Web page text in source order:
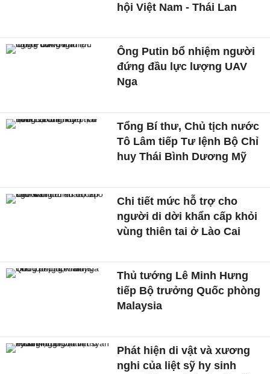
hội Việt Nam - Thái Lan
Ông Putin bổ nhiệm người
đứng đầu lực lượng UAV
Nga
Tổng Bí thư, Chủ tịch nước
Tô Lâm tiếp Tư lệnh Bộ Chỉ
huy Thái Bình Dương Mỹ
Chi tiết mức hỗ trợ cho
người di dời khẩn cấp khỏi
vùng thiên tai ở Lào Cai
Thủ tướng Lê Minh Hưng
tiếp Bộ trưởng Quốc phòng
Malaysia
Phát hiện di vật và xương
nghi của liệt sỹ hy sinh